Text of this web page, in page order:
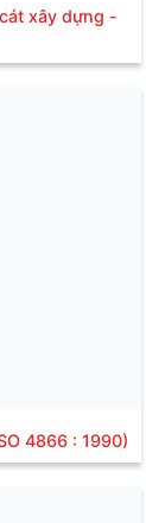
xây dựng -
4866 : 1990)